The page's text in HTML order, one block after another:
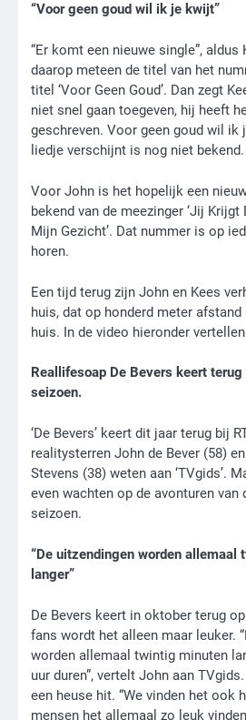
“Voor geen goud wil ik je kwijt”
“Er komt een nieuwe single”, aldus
daarop meteen de titel van het
titel ‘Voor Geen Goud’. Dan zegt
niet snel gaan toegeven, hij heeft
geschreven. Voor geen goud wil ik
liedje verschijnt is nog niet bekend.
Voor John is het hopelijk een
bekend van de meezinger ‘Jij
Mijn Gezicht’. Dat nummer is op
horen.
Een tijd terug zijn John en Kees
huis, dat op honderd meter
huis. In de video hieronder
Reallifesoap De Bevers keert
seizoen.
‘De Bevers’ keert dit jaar terug bij
realitysterren John de Bever (58)
Stevens (38) weten aan ‘TVgids’.
even wachten op de avonturen van
seizoen.
“De uitzendingen worden allemaal
langer”
De Bevers keert in oktober terug
fans wordt het alleen maar leuker.
worden allemaal twintig minuten
uur duren”, vertelt John aan
een heuse hit. “We vinden het ook
mensen het allemaal zo leuk